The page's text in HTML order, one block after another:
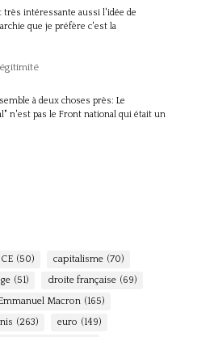
très intéressante aussi l'idée de
que je préfère c'est la
à deux choses près: Le
n'est pas le Front national qui était un
(50) capitalisme (70)
(51) droite française (69)
Macron (165)
(263) euro (149)